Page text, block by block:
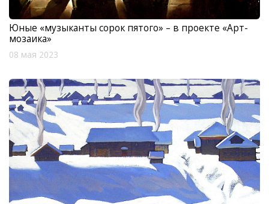
Юные «музыканты сорок пятого» – в проекте «Арт-
мозаика»
08 мая 2023